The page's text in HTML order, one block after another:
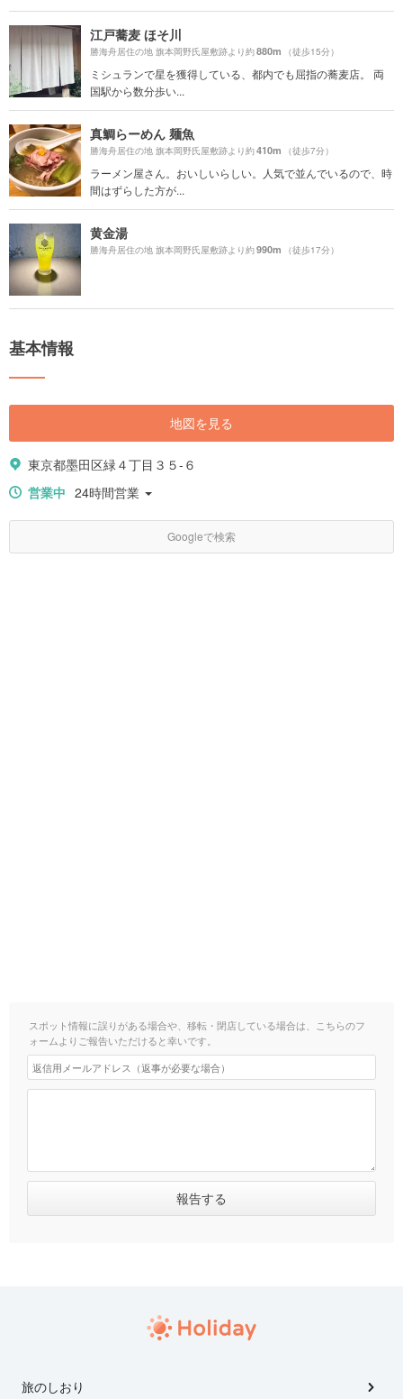
江戸蕎麦 ほそ川
勝海舟居住の地 旗本岡野氏屋敷跡より約880m （徒歩15分）
ミシュランで星を獲得している、都内でも屈指の蕎麦店。 両
国駅から数分歩い...
真鯛らーめん 麺魚
勝海舟居住の地 旗本岡野氏屋敷跡より約410m （徒歩7分）
ラーメン屋さん。おいしいらしい。人気で並んでいるので、時
間はずらした方が...
黄金湯
勝海舟居住の地 旗本岡野氏屋敷跡より約990m （徒歩17分）
基本情報
地図を見る
東京都墨田区緑４丁目３５-６
営業中 24時間営業
Googleで検索
スポット情報に誤りがある場合や、移転・閉店している場合は、こちらのフ
ォームよりご報告いただけると幸いです。
旅のしおり